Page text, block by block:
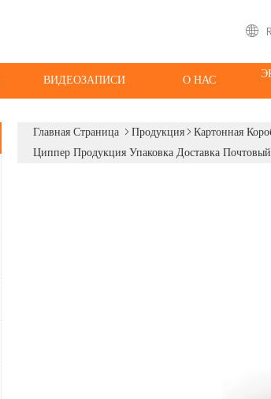
ВИДЕОЗАПИСИ О НАС
Главная Страница Продукция Картонная
Циппер Продукция Упаковка Доставка